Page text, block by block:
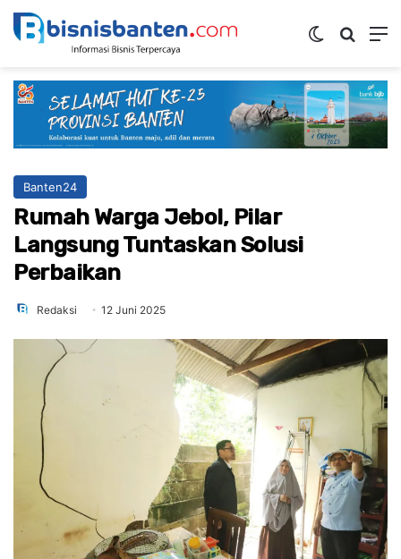
Switch skin
Banten24
Rumah Warga Jebol, Pilar
Langsung Tuntaskan Solusi
Perbaikan
Redaksi 12 Juni 2025